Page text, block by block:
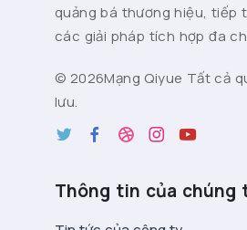
quảng bá thương hiệu, tiếp
các giải pháp tích hợp đa
© 2026Mạng Qiyue Tất cả
lưu.
Thông tin của chúng